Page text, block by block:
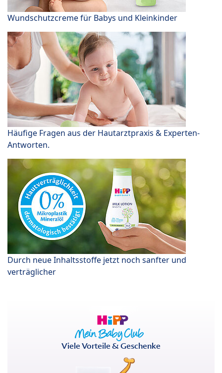
Wundschutzcreme für Babys und Kleinkinder
Häufige Fragen aus der Hautarztpraxis & Experten-
Antworten.
Durch neue Inhaltsstoffe jetzt noch sanfter und
verträglicher
Viele Vorteile & Geschenke